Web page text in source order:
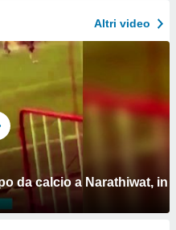
Altri video
da calcio a Narathiwat, in